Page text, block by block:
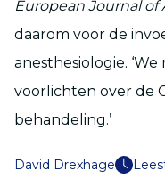
European Journal of
daarom voor de
anesthesiologie.
voorlichten over de
behandeling.’
David Drexhage